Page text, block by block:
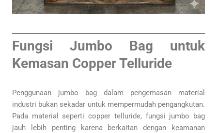
Fungsi Jumbo Bag untuk
Kemasan Copper Telluride
Penggunaan jumbo bag dalam pengemasan material
industri bukan sekadar untuk mempermudah pengangkutan.
Pada material seperti copper telluride, fungsi jumbo bag
jauh lebih penting karena berkaitan dengan keamanan